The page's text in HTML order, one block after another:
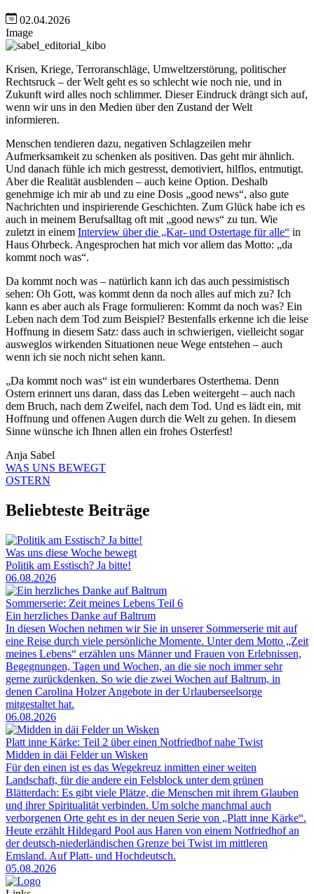
02.04.2026
Image
Krisen, Kriege, Terroranschläge, Umweltzerstörung, politischer
Rechtsruck – der Welt geht es so schlecht wie noch nie, und in
Zukunft wird alles noch schlimmer. Dieser Eindruck drängt sich auf,
wenn wir uns in den Medien über den Zustand der Welt
informieren.
Menschen tendieren dazu, negativen Schlagzeilen mehr
Aufmerksamkeit zu schenken als positiven. Das geht mir ähnlich.
Und danach fühle ich mich gestresst, demotiviert, hilflos, entmutigt.
Aber die Realität ausblenden – auch keine Option. Deshalb
genehmige ich mir ab und zu eine Dosis „good news“, also gute
Nachrichten und inspirierende Geschichten. Zum Glück habe ich es
auch in meinem Berufsalltag oft mit „good news“ zu tun. Wie
zuletzt in einem Interview über die „Kar- und Ostertage für alle“ in
Haus Ohrbeck. Angesprochen hat mich vor allem das Motto: „da
kommt noch was“.
Da kommt noch was – natürlich kann ich das auch pessimistisch
sehen: Oh Gott, was kommt denn da noch alles auf mich zu? Ich
kann es aber auch als Frage formulieren: Kommt da noch was? Ein
Leben nach dem Tod zum Beispiel? Bestenfalls erkenne ich die leise
Hoffnung in diesem Satz: dass auch in schwierigen, vielleicht sogar
ausweglos wirkenden Situationen neue Wege entstehen – auch
wenn ich sie noch nicht sehen kann.
„Da kommt noch was“ ist ein wunderbares Osterthema. Denn
Ostern erinnert uns daran, dass das Leben weitergeht – auch nach
dem Bruch, nach dem Zweifel, nach dem Tod. Und es lädt ein, mit
Hoffnung und offenen Augen durch die Welt zu gehen. In diesem
Sinne wünsche ich Ihnen allen ein frohes Osterfest!
Anja Sabel
WAS UNS BEWEGT
OSTERN
Beliebteste Beiträge
Was uns diese Woche bewegt
Politik am Esstisch? Ja bitte!
06.08.2026
Sommerserie: Zeit meines Lebens Teil 6
Ein herzliches Danke auf Baltrum
In diesen Wochen nehmen wir Sie in unserer Sommerserie mit auf
eine Reise durch viele persönliche Momente. Unter dem Motto „Zeit
meines Lebens“ erzählen uns Männer und Frauen von Erlebnissen,
Begegnungen, Tagen und Wochen, an die sie noch immer sehr
gerne zurückdenken. So wie die zwei Wochen auf Baltrum, in
denen Carolina Holzer Angebote in der Urlauberseelsorge
mitgestaltet hat.
06.08.2026
Platt inne Kärke: Teil 2 über einen Notfriedhof nahe Twist
Midden in däi Felder un Wisken
Für den einen ist es das Wegekreuz inmitten einer weiten
Landschaft, für die andere ein Felsblock unter dem grünen
Blätterdach: Es gibt viele Plätze, die Menschen mit ihrem Glauben
und ihrer Spiritualität verbinden. Um solche manchmal auch
verborgenen Orte geht es in der neuen Serie von „Platt inne Kärke“.
Heute erzählt Hildegard Pool aus Haren von einem Notfriedhof an
der deutsch-niederländischen Grenze bei Twist im mittleren
Emsland. Auf Platt- und Hochdeutsch.
05.08.2026